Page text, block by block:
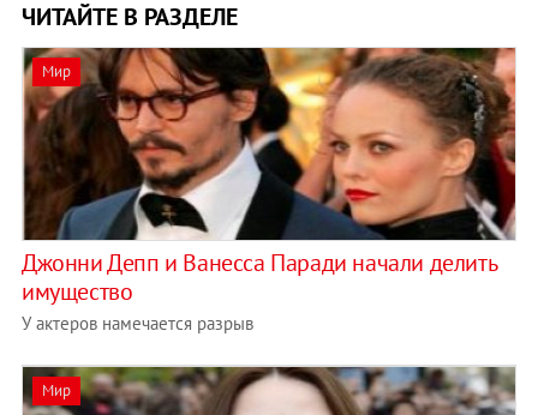
ЧИТАЙТЕ В РАЗДЕЛЕ
Мир
Джонни Депп и Ванесса Паради начали делить
имущество
У актеров намечается разрыв
Мир